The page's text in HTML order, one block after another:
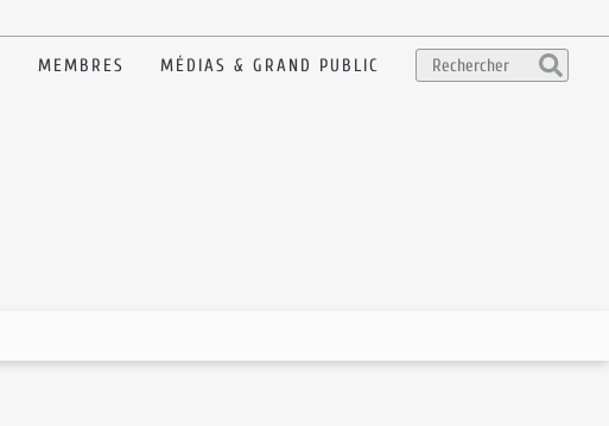
MEMBRES MÉDIAS & GRAND PUBLIC